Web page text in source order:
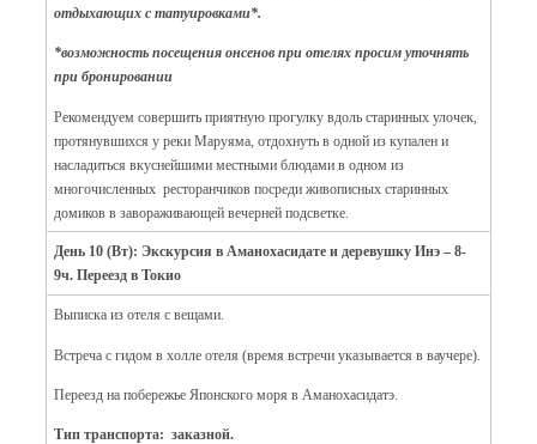
отдыхающих с татуировками*.
*возможность посещения онсенов при отелях просим уточнять
при бронировании
Рекомендуем совершить приятную прогулку вдоль старинных улочек,
протянувшихся у реки Маруяма, отдохнуть в одной из купален и
насладиться вкуснейшими местными блюдами в одном из
многочисленных ресторанчиков посреди живописных старинных
домиков в завораживающей вечерней подсветке.
День 10 (Вт): Экскурсия в Аманохасидате и деревушку Инэ – 8-
9ч. Переезд в Токио
Выписка из отеля с вещами.
Встреча с гидом в холле отеля (время встречи указывается в ваучере).
Переезд на побережье Японского моря в Аманохасидатэ.
Тип транспорта: заказной.